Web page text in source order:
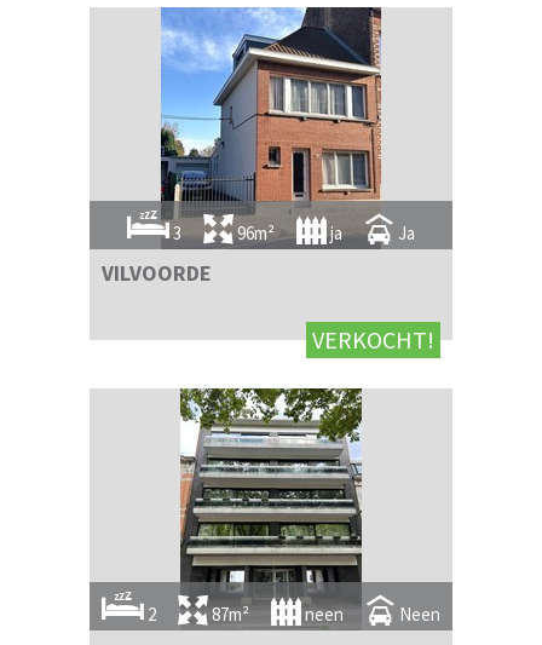
3 96m² ja Ja
VILVOORDE
VERKOCHT!
2 87m² neen Neen